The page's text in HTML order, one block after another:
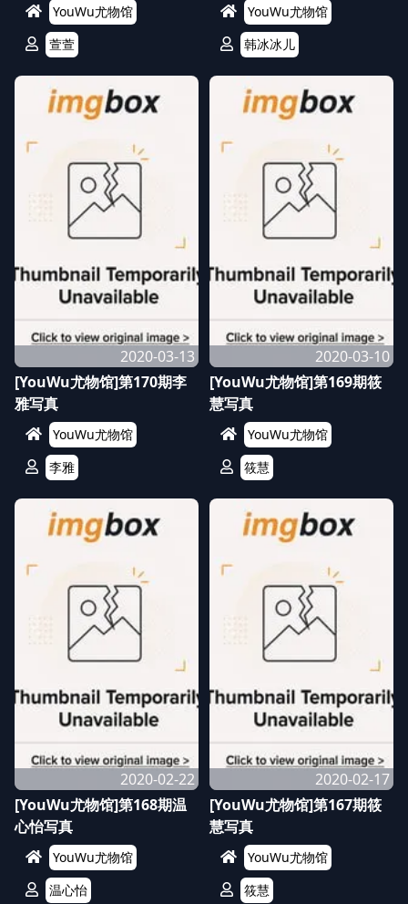
YouWu尤物馆
萱萱
YouWu尤物馆
韩冰冰儿
2020-03-13
[YouWu尤物馆]第170期李
雅写真
YouWu尤物馆
李雅
2020-03-10
[YouWu尤物馆]第169期筱
慧写真
YouWu尤物馆
筱慧
2020-02-22
[YouWu尤物馆]第168期温
心怡写真
YouWu尤物馆
温心怡
2020-02-17
[YouWu尤物馆]第167期筱
慧写真
YouWu尤物馆
筱慧